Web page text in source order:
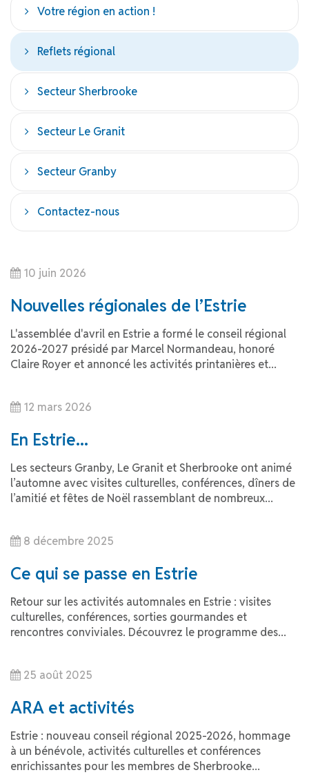
Votre région en action !
Reflets régional
Secteur Sherbrooke
Secteur Le Granit
Secteur Granby
Contactez-nous
10 juin 2026
Nouvelles régionales de l’Estrie
L'assemblée d'avril en Estrie a formé le conseil régional
2026-2027 présidé par Marcel Normandeau, honoré
Claire Royer et annoncé les activités printanières et...
12 mars 2026
En Estrie...
Les secteurs Granby, Le Granit et Sherbrooke ont animé
l’automne avec visites culturelles, conférences, dîners de
l’amitié et fêtes de Noël rassemblant de nombreux...
8 décembre 2025
Ce qui se passe en Estrie
Retour sur les activités automnales en Estrie : visites
culturelles, conférences, sorties gourmandes et
rencontres conviviales. Découvrez le programme des...
25 août 2025
ARA et activités
Estrie : nouveau conseil régional 2025-2026, hommage
à un bénévole, activités culturelles et conférences
enrichissantes pour les membres de Sherbrooke...